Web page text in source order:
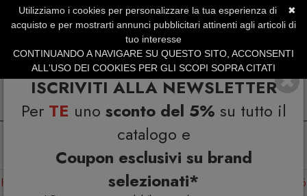
ISCRIVITI ALLA NEWSLETTER
Per TE uno sconto del 5% su tutto il
catalogo e
Coupon esclusivi su brand
selezionati*
SERVIZIO CLIENTI +39.0773.470.562
SUMMER SALES | Fino al 31 Agosto
Home Arredo interno Sgabelli Acrocoro Sgabello H66
✖
Utilizziamo i cookies per personalizzare la tua esperienza di
acquisto e per mostrarti annunci pubblicitari attinenti agli articoli di
tuo interesse
CONTINUANDO A NAVIGARE SU QUESTO SITO, ACCONSENTI
ALL'USO DEI COOKIES PER GLI SCOPI SOPRA CITATI